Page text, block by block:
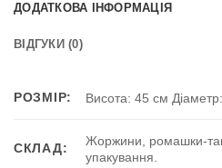
ДОДАТКОВА ІНФОРМАЦІЯ
ВІДГУКИ (0)
РОЗМІР: Висота: 45 см
СКЛАД:
Жоржини, ромашки-
упакування.